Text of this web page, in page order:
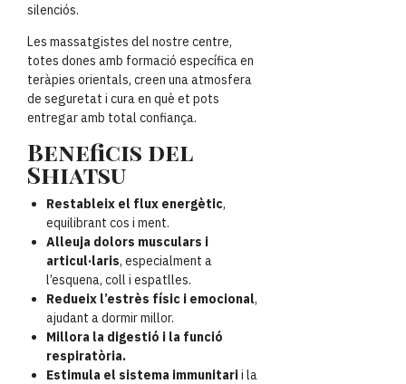
silenciós.
Les massatgistes del nostre centre,
totes dones amb formació específica en
teràpies orientals, creen una atmosfera
de seguretat i cura en què et pots
entregar amb total confiança.
Beneficis del
Shiatsu
Restableix el flux energètic,
equilibrant cos i ment.
Alleuja dolors musculars i
articul·laris, especialment a
l’esquena, coll i espatlles.
Redueix l’estrès físic i emocional,
ajudant a dormir millor.
Millora la digestió i la funció
respiratòria.
Estimula el sistema immunitarii la